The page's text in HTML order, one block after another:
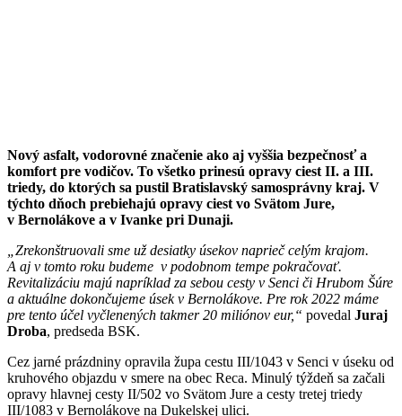
Nový asfalt, vodorovné značenie ako aj vyššia bezpečnosť a
komfort pre vodičov. To všetko prinesú opravy ciest II. a III.
triedy, do ktorých sa pustil Bratislavský samosprávny kraj. V
týchto dňoch prebiehajú opravy ciest vo Svätom Jure,
v Bernolákove a v Ivanke pri Dunaji.
„Zrekonštruovali sme už desiatky úsekov naprieč celým krajom.
A aj v tomto roku budeme v podobnom tempe pokračovať.
Revitalizáciu majú napríklad za sebou cesty v Senci či Hrubom Šúre
a aktuálne dokončujeme úsek v Bernolákove. Pre rok 2022 máme
pre tento účel vyčlenených takmer 20 miliónov eur,“ povedal Juraj
Droba, predseda BSK.
Cez jarné prázdniny opravila župa cestu III/1043 v Senci v úseku od
kruhového objazdu v smere na obec Reca. Minulý týždeň sa začali
opravy hlavnej cesty II/502 vo Svätom Jure a cesty tretej triedy
III/1083 v Bernolákove na Dukelskej ulici.